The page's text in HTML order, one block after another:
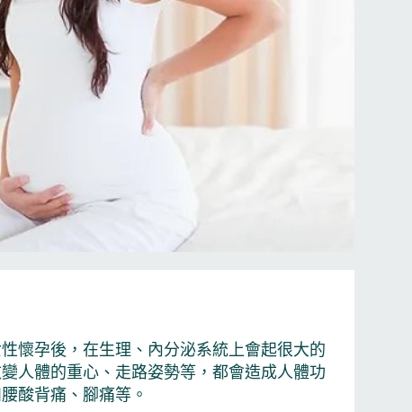
懷孕後，在生理、內分泌系統上會起很大的
人體的重心、走路姿勢等，都會造成人體功
酸背痛、腳痛等。